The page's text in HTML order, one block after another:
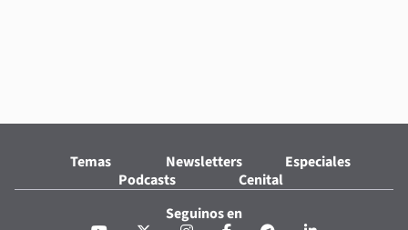
Temas Newsletters
Especiales
Podcasts
Cenital
Seguinos en